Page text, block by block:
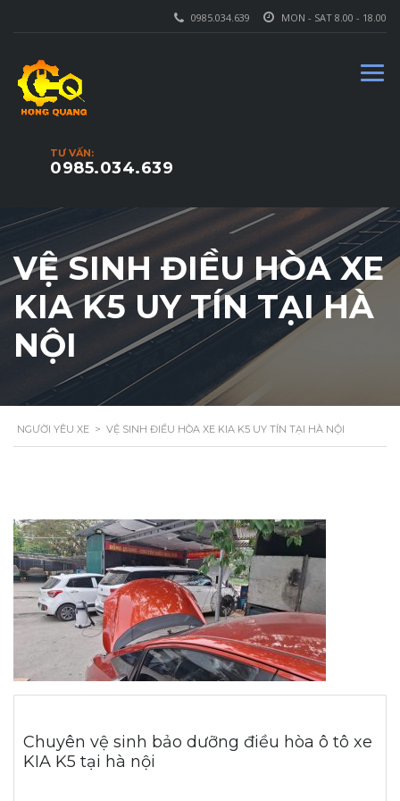
MON - SAT 8.00 - 18.00
0985.034.639
TƯ VẤN:
0985.034.639
VỆ SINH ĐIỀU HÒA XE
KIA K5 UY TÍN TẠI HÀ
NỘI
NGƯỜI YÊU XE > VỆ SINH ĐIỀU HÒA XE KIA K5 UY TÍN TẠI HÀ NỘI
Chuyên vệ sinh bảo dưỡng điều hòa ô tô xe
KIA K5 tại hà nội